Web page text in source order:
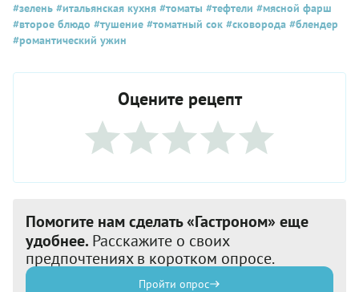
#зелень #итальянская кухня #томаты #тефтели #мясной фарш
#второе блюдо #тушение #томатный сок #сковорода #блендер
#романтический ужин
Оцените рецепт
Помогите нам сделать «Гастроном» еще
удобнее. Расскажите о своих
предпочтениях в коротком опросе.
Пройти опрос